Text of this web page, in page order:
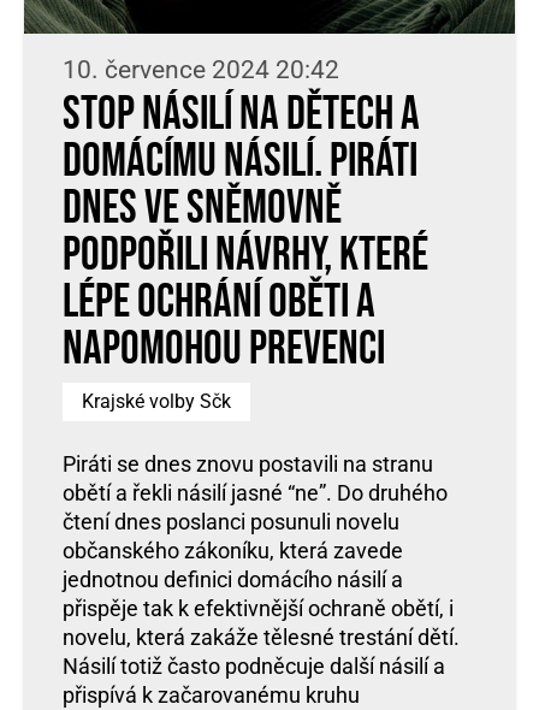
10. července 2024 20:42
Stop násilí na dětech a
domácímu násilí. Piráti
dnes ve Sněmovně
podpořili návrhy, které
lépe ochrání oběti a
napomohou prevenci
Krajské volby Sčk
Piráti se dnes znovu postavili na stranu
obětí a řekli násilí jasné “ne”. Do druhého
čtení dnes poslanci posunuli novelu
občanského zákoníku, která zavede
jednotnou definici domácího násilí a
přispěje tak k efektivnější ochraně obětí, i
novelu, která zakáže tělesné trestání dětí.
Násilí totiž často podněcuje další násilí a
přispívá k začarovanému kruhu